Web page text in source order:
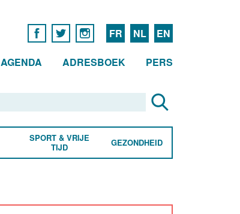
FR NL EN
AGENDA ADRESBOEK PERS
SPORT & VRIJE
TIJD
GEZONDHEID